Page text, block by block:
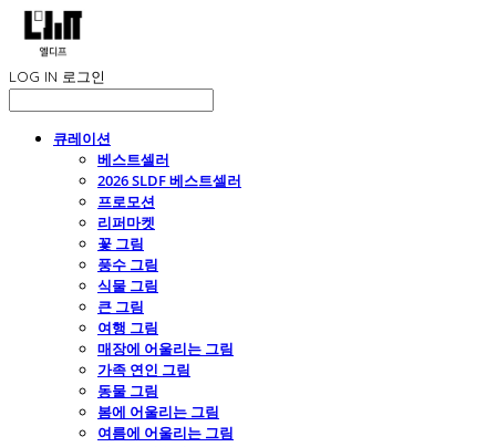
LOG IN 로그인
큐레이션
베스트셀러
2026 SLDF 베스트셀러
프로모션
리퍼마켓
꽃 그림
풍수 그림
식물 그림
큰 그림
여행 그림
매장에 어울리는 그림
가족 연인 그림
동물 그림
봄에 어울리는 그림
여름에 어울리는 그림